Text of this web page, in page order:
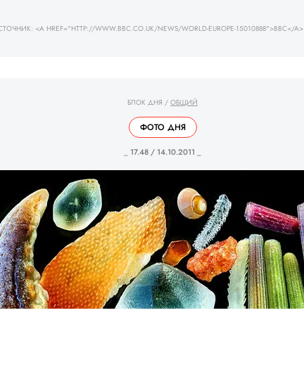
<A HREF="HTTP://WWW.BBC.CO.UK/NEWS/WORLD-EUROPE-15010888">BBC</A>
БЛОК ДНЯ / ОБЩИЙ
ФОТО ДНЯ
_ 17.48 / 14.10.2011 _